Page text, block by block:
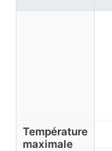
Température
maximale